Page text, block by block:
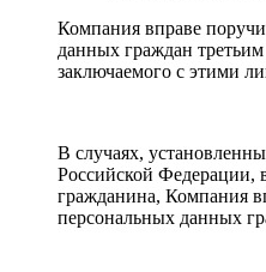
Компания вправе
данных граждан
заключаемого с этими
В случаях,
Российской Федерации,
гражданина, Компания
персональных данных